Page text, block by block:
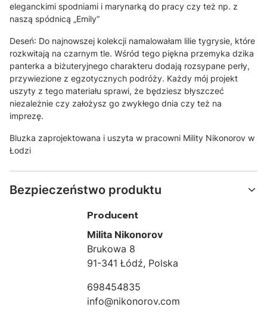
eleganckimi spodniami i marynarką do pracy czy też np. z
naszą spódnicą „Emily”
Deseń: Do najnowszej kolekcji namalowałam lilie tygrysie, które
rozkwitają na czarnym tle. Wśród tego piękna przemyka dzika
panterka a biżuteryjnego charakteru dodają rozsypane perły,
przywiezione z egzotycznych podróży. Każdy mój projekt
uszyty z tego materiału sprawi, że będziesz błyszczeć
niezależnie czy założysz go zwykłego dnia czy też na
imprezę.
Bluzka zaprojektowana i uszyta w pracowni Mility Nikonorov w
Łodzi
Bezpieczeństwo produktu
Producent
Milita Nikonorov
Brukowa 8
91-341 Łódź, Polska
698454835
info@nikonorov.com